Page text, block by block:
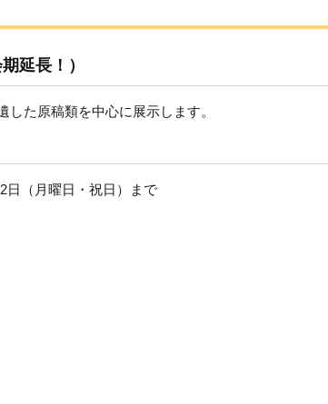
延長！）
た原稿類を中心に展示します。
日（月曜日・祝日）まで